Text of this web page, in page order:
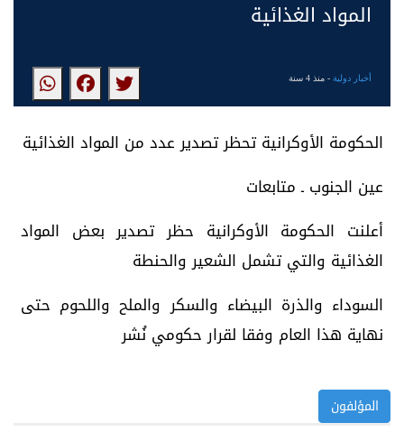
المواد الغذائية
أخبار دولية- منذ 4 سنة
الحكومة الأوكرانية تحظر تصدير عدد من المواد الغذائية
عين الجنوب ـ متابعات
أعلنت الحكومة الأوكرانية حظر تصدير بعض المواد
الغذائية والتي تشمل الشعير والحنطة
السوداء والذرة البيضاء والسكر والملح واللحوم حتى
نهاية هذا العام وفقا لقرار حكومي نُشر
المؤلفون